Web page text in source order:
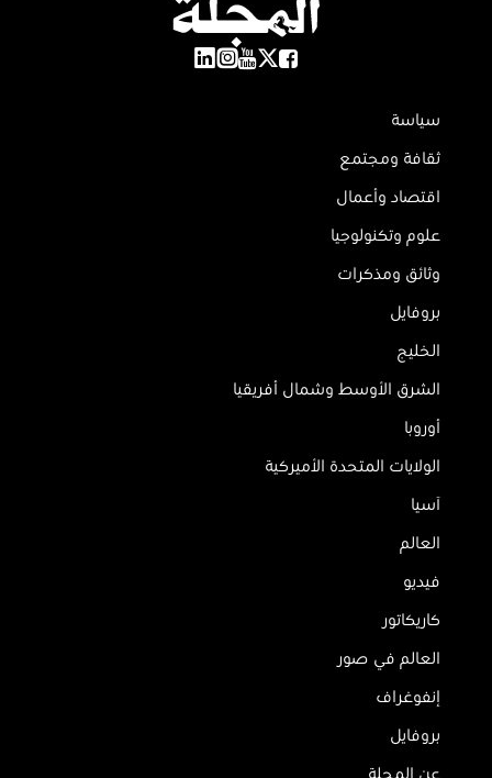
سياسة
ثقافة ومجتمع
اقتصاد وأعمال
علوم وتكنولوجيا
وثائق ومذكرات
بروفايل
الخليج
الشرق الأوسط وشمال أفريقيا
أوروبا
الولايات المتحدة الأميركية
آسيا
العالم
فيديو
كاريكاتور
العالم في صور
إنفوغراف
بروفايل
عن المجلة